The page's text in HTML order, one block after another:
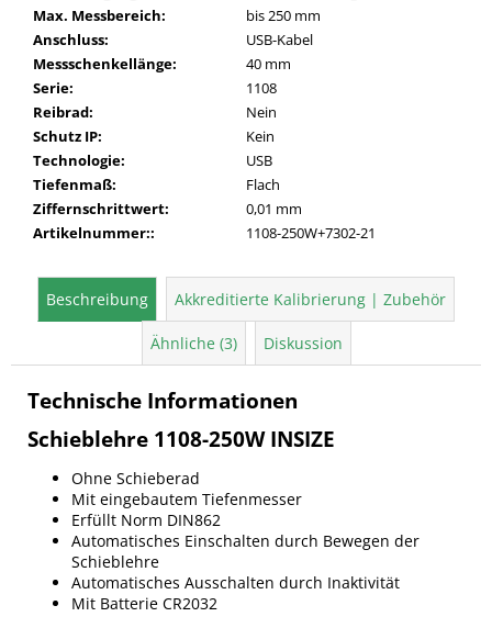
Max. Messbereich:
bis 250 mm
Anschluss:
USB-Kabel
Messschenkellänge:
40 mm
Serie:
1108
Reibrad:
Nein
Schutz IP:
Kein
Technologie:
USB
Tiefenmaß:
Flach
Ziffernschrittwert:
0,01 mm
Artikelnummer:: 1108-250W+7302-21
Beschreibung Akkreditierte Kalibrierung | Zubehör
Ähnliche (3) Diskussion
Technische Informationen
Schieblehre 1108-250W INSIZE
Ohne Schieberad
Mit eingebautem Tiefenmesser
Erfüllt Norm DIN862
Automatisches Einschalten durch Bewegen der
Schieblehre
Automatisches Ausschalten durch Inaktivität
Mit Batterie CR2032